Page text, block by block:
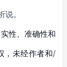
说。
性、准确性和
，未经作者和/